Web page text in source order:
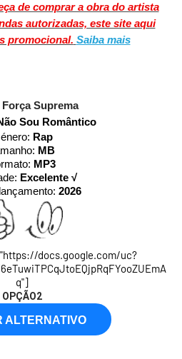
de comprar a obra do artista
autorizadas, este site aqui
promocional. Saiba mais
Força Suprema
Sou Romântico
Rap
MB
MP3
Excelente √
2026
docs.google.com/uc?
q"]
OPÇÃO2
ALTERNATIVO